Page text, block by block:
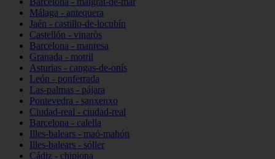
Málaga - antequera
Jaén - castillo-de-locubín
Castellón - vinaròs
Barcelona - manresa
Granada - motril
Asturias - cangas-de-onís
León - ponferrada
Las-palmas - pájara
Pontevedra - sanxenxo
Ciudad-real - ciudad-real
Barcelona - calella
Illes-balears - maó-mahón
Illes-balears - sóller
Cádiz - chipiona